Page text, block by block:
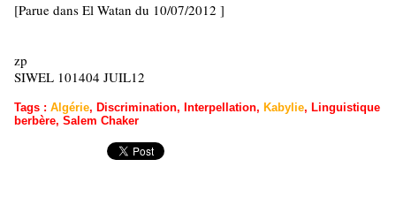
[Parue dans El Watan du 10/07/2012 ]
zp
SIWEL 101404 JUIL12
Tags : Algérie, Discrimination, Interpellation, Kabylie, Linguistique
berbère, Salem Chaker